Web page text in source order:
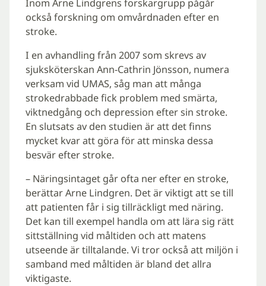
Inom Arne Lindgrens forskargrupp pågår
också forskning om omvårdnaden efter en
stroke.
I en avhandling från 2007 som skrevs av
sjuksköterskan Ann-Cathrin Jönsson, numera
verksam vid UMAS, såg man att många
strokedrabbade fick problem med smärta,
viktnedgång och depression efter sin stroke.
En slutsats av den studien är att det finns
mycket kvar att göra för att minska dessa
besvär efter stroke.
– Näringsintaget går ofta ner efter en stroke,
berättar Arne Lindgren. Det är viktigt att se till
att patienten får i sig tillräckligt med näring.
Det kan till exempel handla om att lära sig rätt
sittställning vid måltiden och att matens
utseende är tilltalande. Vi tror också att miljön i
samband med måltiden är bland det allra
viktigaste.